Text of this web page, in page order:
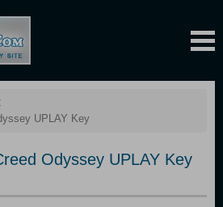
UPLAY Key
Odyssey UPLAY Key